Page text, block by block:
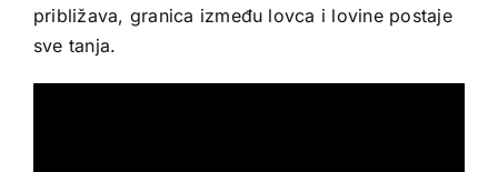
približava, granica između lovca i lovine postaje
sve tanja.